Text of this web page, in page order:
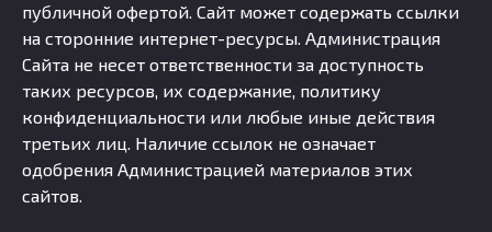
публичной офертой. Сайт может содержать ссылки
на сторонние интернет-ресурсы. Администрация
Сайта не несет ответственности за доступность
таких ресурсов, их содержание, политику
конфиденциальности или любые иные действия
третьих лиц. Наличие ссылок не означает
одобрения Администрацией материалов этих
сайтов.